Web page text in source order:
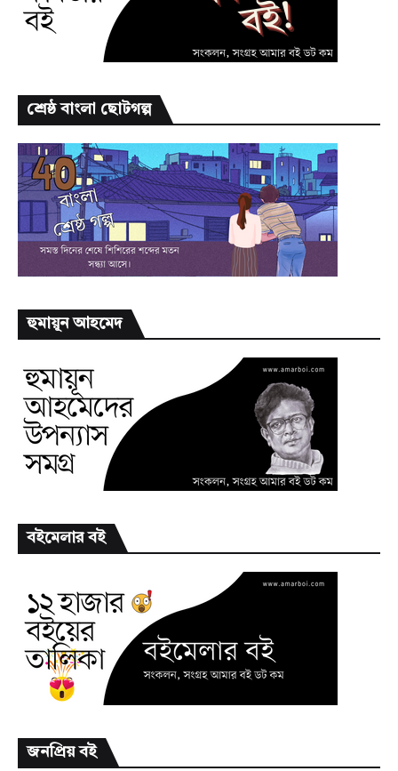
শ্রেষ্ঠ বাংলা ছোটগল্প
হুমায়ূন আহমেদ
বইমেলার বই
জনপ্রিয় বই